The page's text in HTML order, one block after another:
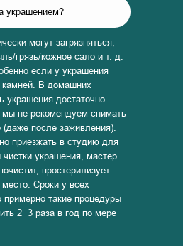
украшением?
могут загрязняться,
грязь/кожное сало и т. д.
если у украшения
камней. В домашних
украшения достаточно
не рекомендуем снимать
(даже после заживления).
приезжать в студию для
украшения, мастер
простерилизует
Сроки у всех
такие процедуры
2−3 раза в год по мере